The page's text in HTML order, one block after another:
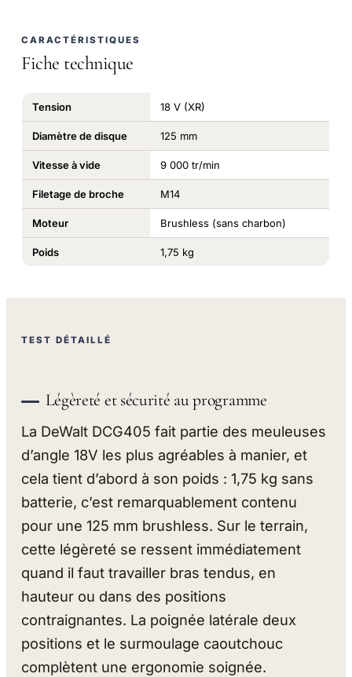
CARACTÉRISTIQUES
Fiche technique
Tension 18 V (XR)
Diamètre de disque 125 mm
Vitesse à vide 9 000 tr/min
Filetage de broche M14
Moteur Brushless (sans charbon)
Poids 1,75 kg
TEST DÉTAILLÉ
Légèreté et sécurité au programme
La DeWalt DCG405 fait partie des meuleuses
d’angle 18V les plus agréables à manier, et
cela tient d’abord à son poids : 1,75 kg sans
batterie, c’est remarquablement contenu
pour une 125 mm brushless. Sur le terrain,
cette légèreté se ressent immédiatement
quand il faut travailler bras tendus, en
hauteur ou dans des positions
contraignantes. La poignée latérale deux
positions et le surmoulage caoutchouc
complètent une ergonomie soignée.